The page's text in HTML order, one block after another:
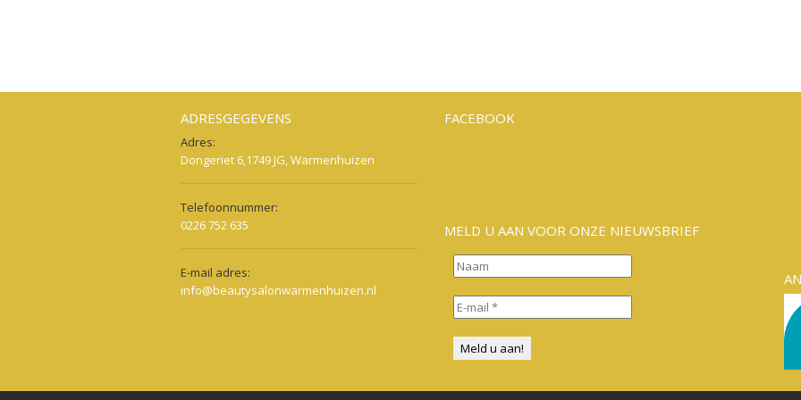
ADRESGEGEVENS
Adres:
Dongeriet 6,1749 JG, Warmenhuizen
Telefoonnummer:
0226 752 635
E-mail adres:
info@beautysalonwarmenhuizen.nl
FACEBOOK
MELD U AAN VOOR ONZE NIEUWSBRIEF